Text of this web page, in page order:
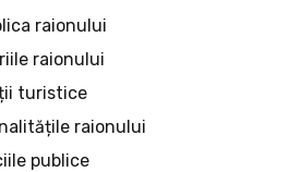
raionului
raionului
turistice
raionului
publice